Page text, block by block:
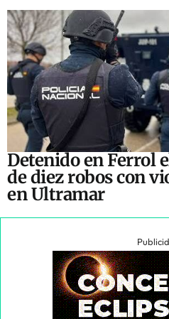
Detenido en Ferrol
de diez robos con
en Ultramar